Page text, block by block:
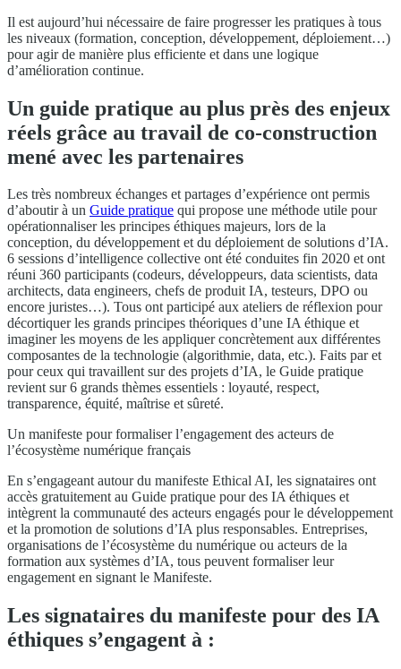
Il est aujourd’hui nécessaire de faire progresser les pratiques à tous
les niveaux (formation, conception, développement, déploiement…)
pour agir de manière plus efficiente et dans une logique
d’amélioration continue.
Un guide pratique au plus près des enjeux
réels grâce au travail de co-construction
mené avec les partenaires
Les très nombreux échanges et partages d’expérience ont permis
d’aboutir à un Guide pratique qui propose une méthode utile pour
opérationnaliser les principes éthiques majeurs, lors de la
conception, du développement et du déploiement de solutions d’IA.
6 sessions d’intelligence collective ont été conduites fin 2020 et ont
réuni 360 participants (codeurs, développeurs, data scientists, data
architects, data engineers, chefs de produit IA, testeurs, DPO ou
encore juristes…). Tous ont participé aux ateliers de réflexion pour
décortiquer les grands principes théoriques d’une IA éthique et
imaginer les moyens de les appliquer concrètement aux différentes
composantes de la technologie (algorithmie, data, etc.). Faits par et
pour ceux qui travaillent sur des projets d’IA, le Guide pratique
revient sur 6 grands thèmes essentiels : loyauté, respect,
transparence, équité, maîtrise et sûreté.
Un manifeste pour formaliser l’engagement des acteurs de
l’écosystème numérique français
En s’engageant autour du manifeste Ethical AI, les signataires ont
accès gratuitement au Guide pratique pour des IA éthiques et
intègrent la communauté des acteurs engagés pour le développement
et la promotion de solutions d’IA plus responsables. Entreprises,
organisations de l’écosystème du numérique ou acteurs de la
formation aux systèmes d’IA, tous peuvent formaliser leur
engagement en signant le Manifeste.
Les signataires du manifeste pour des IA
éthiques s’engagent à :